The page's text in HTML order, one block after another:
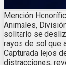
Mención
Animales,
solitario se
rayos de sol que
Capturada lejos
distracciones,